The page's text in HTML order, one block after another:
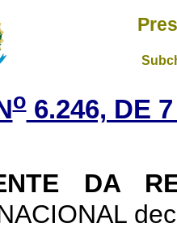
o6.246, DE
DA